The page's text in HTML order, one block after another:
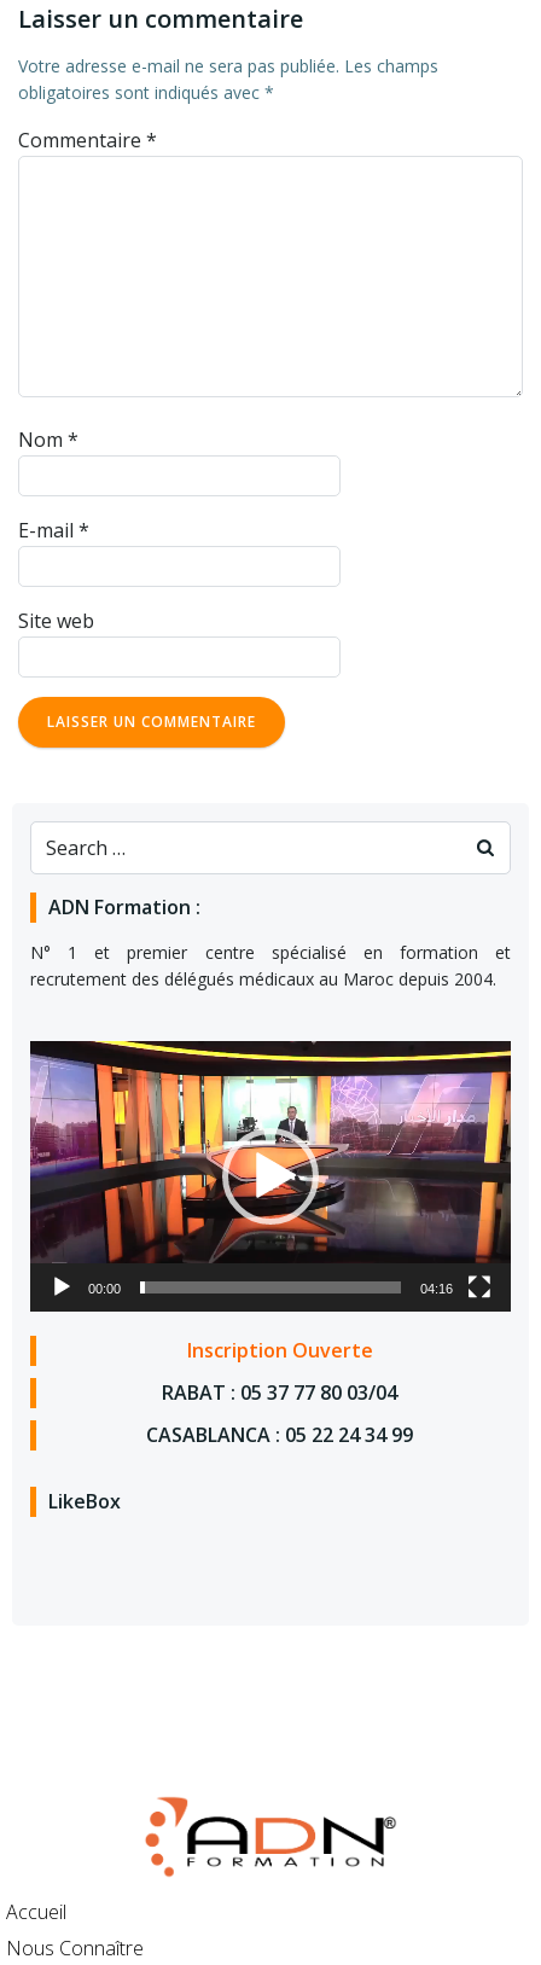
Laisser un commentaire
Votre adresse e-mail ne sera pas publiée. Les champs
obligatoires sont indiqués avec *
Commentaire *
Nom *
E-mail *
Site web
ADN Formation :
N° 1 et premier centre spécialisé en formation et
recrutement des délégués médicaux au Maroc depuis 2004.
Lecteur
vidéo
00:00 04:16
Inscription Ouverte
RABAT : 05 37 77 80 03/04
CASABLANCA : 05 22 24 34 99
LikeBox
Accueil
Nous Connaître